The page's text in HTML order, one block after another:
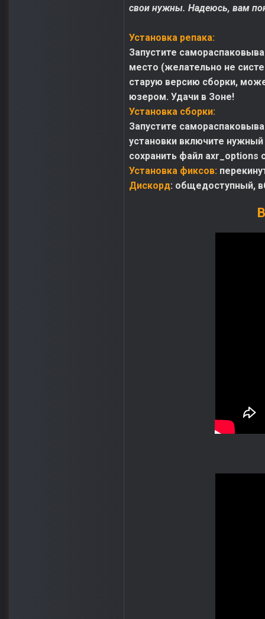
свои нужны. Надеюсь, вам
Установка репака:
Запустите
место (желательно не
старую версию сборки,
юзером. Удачи в Зоне!
Установка сборки:
Запустите
установки включите
сохранить файл axr_options
Установка фиксов:
Дискорд: общедоступный,